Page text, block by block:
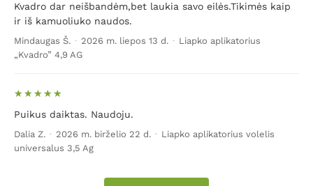
Kvadro dar neišbandėm,bet laukia savo eilės.Tikimės kaip
ir iš kamuoliuko naudos.
Mindaugas Š. · 2026 m. liepos 13 d. · Liapko aplikatorius
„Kvadro” 4,9 AG
Puikus daiktas. Naudoju.
Dalia Z. · 2026 m. birželio 22 d. · Liapko aplikatorius volelis
universalus 3,5 Ag